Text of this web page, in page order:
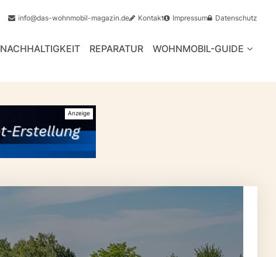
info@das-wohnmobil-magazin.de Kontakt Impressum Datenschutz
NACHHALTIGKEIT REPARATUR WOHNMOBIL-GUIDE